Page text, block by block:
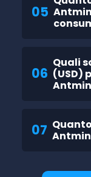
05
06
Quali
(USD)
07